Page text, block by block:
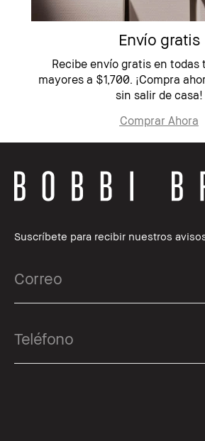
Envío gratis
Recibe envío gratis en todas
mayores a $1,700. ¡Compra
sin salir de casa!
Comprar Ahora
Suscríbete para recibir nuestros